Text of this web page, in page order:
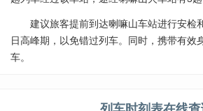
建议旅客提前到达喇嘛山车站进行安检
日高峰期，以免错过列车。同时，携带有效
车。